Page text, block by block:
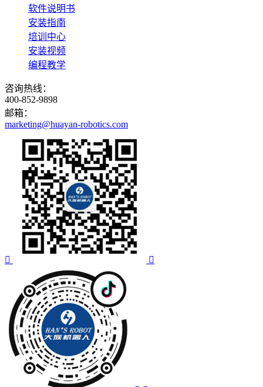
软件说明书
安装指南
培训中心
安装视频
编程教学
咨询热线：
400-852-9898
邮箱：
marketing@huayan-robotics.com